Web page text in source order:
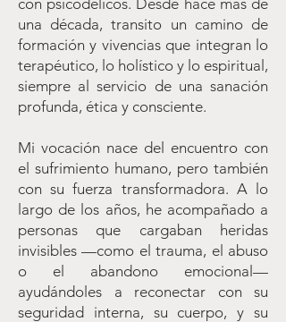
con psicodélicos. Desde hace más de
una década, transito un camino de
formación y vivencias que integran lo
terapéutico, lo holístico y lo espiritual,
siempre al servicio de una sanación
profunda, ética y consciente.
Mi vocación nace del encuentro con
el sufrimiento humano, pero también
con su fuerza transformadora. A lo
largo de los años, he acompañado a
personas que cargaban heridas
invisibles —como el trauma, el abuso
o el abandono emocional—
ayudándoles a reconectar con su
seguridad interna, su cuerpo, y su